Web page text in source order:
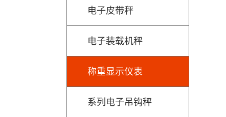
电子皮带秤
电子装载机秤
称重显示仪表
系列电子吊钩秤